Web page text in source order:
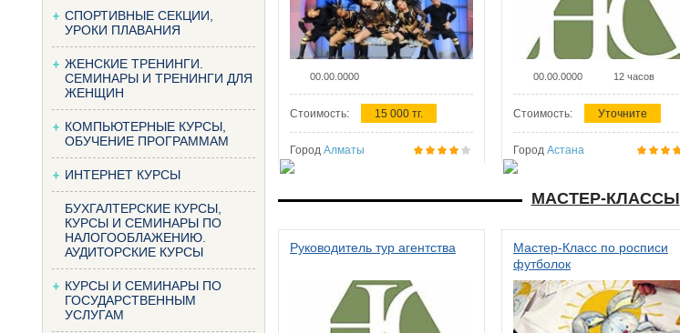
СПОРТИВНЫЕ СЕКЦИИ,
УРОКИ ПЛАВАНИЯ
ЖЕНСКИЕ ТРЕНИНГИ.
СЕМИНАРЫ И ТРЕНИНГИ ДЛЯ
ЖЕНЩИН
КОМПЬЮТЕРНЫЕ КУРСЫ,
ОБУЧЕНИЕ ПРОГРАММАМ
ИНТЕРНЕТ КУРСЫ
БУХГАЛТЕРСКИЕ КУРСЫ,
КУРСЫ И СЕМИНАРЫ ПО
НАЛОГООБЛАЖЕНИЮ.
АУДИТОРСКИЕ КУРСЫ
КУРСЫ И СЕМИНАРЫ ПО
ГОСУДАРСТВЕННЫМ
УСЛУГАМ
00.00.0000
Стоимость: 15 000 тг.
Город Алматы
00.00.0000 12 часов
Стоимость: Уточните
Город Астана
МАСТЕР-КЛАССЫ
Руководитель тур агентства
Мастер-Класс по росписи
футболок